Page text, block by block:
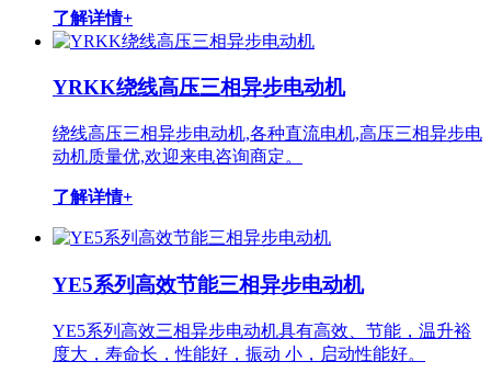
了解详情+
YRKK绕线高压三相异步电动机
绕线高压三相异步电动机,各种直流电机,高压三相异步电
动机质量优,欢迎来电咨询商定。
了解详情+
YE5系列高效节能三相异步电动机
YE5系列高效三相异步电动机具有高效、节能，温升裕
度大，寿命长，性能好，振动 小，启动性能好。